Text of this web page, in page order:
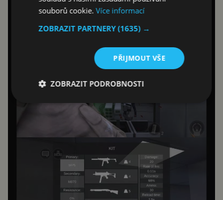
souborů cookie.Více informací
ZOBRAZIT PARTNERY(1635) →
PŘIJMOUT VŠE
ZOBRAZIT PODROBNOSTI